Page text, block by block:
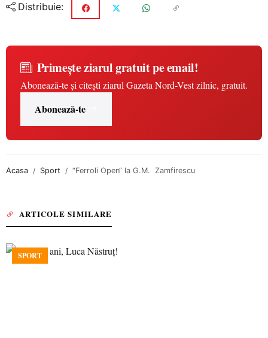
Distribuie:
Primește ziarul gratuit pe email!
Abonează-te și citești ziarul Gazeta Nord-Vest zilnic, gratuit.
Abonează-te
Acasa Sport “Ferroli Open“ la G.M. Zamfirescu
ARTICOLE SIMILARE
SPORT